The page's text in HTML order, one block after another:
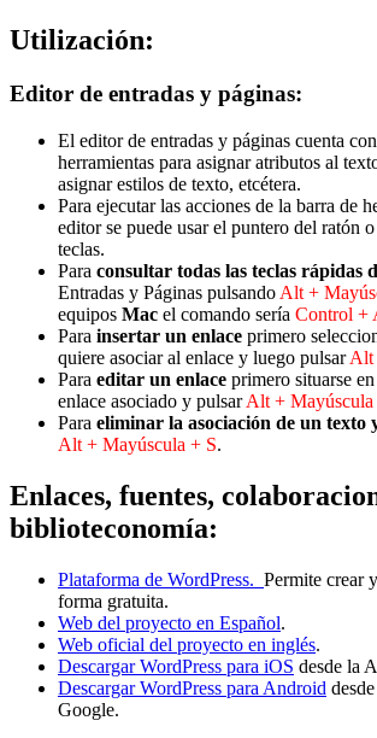
Utilización:
Editor de entradas y páginas:
El editor de entradas y páginas cuenta
herramientas para asignar atributos al
asignar estilos de texto, etcétera.
Para ejecutar las acciones de la barra de
editor se puede usar el puntero del ratón
teclas.
Para consultar todas las teclas rápidas
Entradas y Páginas pulsando Alt +
equipos Mac el comando sería Control +
Para insertar un enlace primero
quiere asociar al enlace y luego pulsarAlt
Para editar un enlace primero situarse
enlace asociado y pulsarAlt + Mayúscula
Para eliminar la asociación de un texto
Alt + Mayúscula + S.
Enlaces, fuentes,
biblioteconomía:
Plataforma de WordPress. Permite crear
forma gratuita.
Web del proyecto en Español.
Web oficial del proyecto en inglés.
Descargar WordPress para iOS desde la
Descargar WordPress para Android
Google.